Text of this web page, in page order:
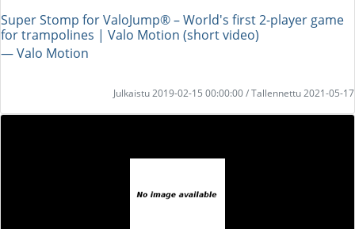
Super Stomp for ValoJump® – World's first 2-player game
for trampolines | Valo Motion (short video)
― Valo Motion
Julkaistu 2019-02-15 00:00:00 / Tallennettu 2021-05-17